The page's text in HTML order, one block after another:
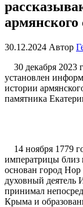
армянского
30.12.2024 Автор
30 декабря 2023
установлен
истории
памятника
14 ноября 1779
императрицы близ
основан город
духовный
принимал
Крыма и